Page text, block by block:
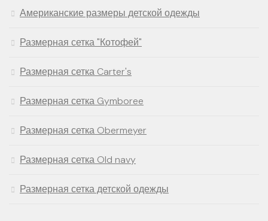
Американские размеры детской одежды
Размерная сетка "Котофей"
Размерная сетка Carter's
Размерная сетка Gymboree
Размерная сетка Obermeyer
Размерная сетка Old navy
Размерная сетка детской одежды